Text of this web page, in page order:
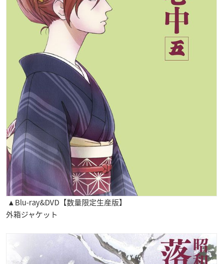
▲Blu-ray&DVD【数量限定生産版】
外箱ジャケット